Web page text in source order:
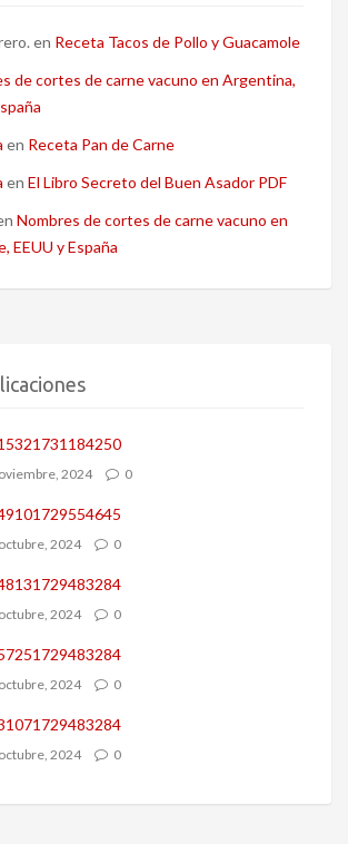
en Receta Tacos de Pollo y Guacamole
de cortes de carne vacuno en Argentina,
en Receta Pan de Carne
en El Libro Secreto del Buen Asador PDF
Nombres de cortes de carne vacuno en
EEUU y España
2024 0
2024 0
2024 0
2024 0
2024 0